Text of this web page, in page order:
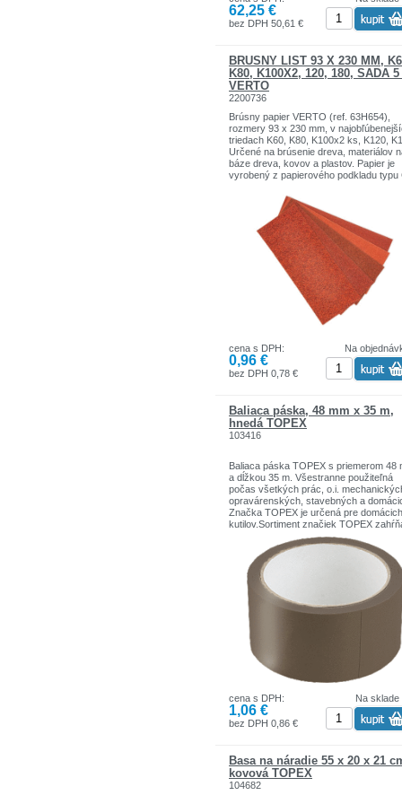
bezpečnejšie vedenie elektrického
je možné namontovať prídavnú
dvoch polohách. Pracovisko je
62,25 €
bez DPH 50,61 €
BRÚSNY LIST 93 X 230 MM,
K80, K100X2, 120, 180, SADA
VERTO
2200736
Brúsny papier VERTO (ref. 63H654),
rozmery 93 x 230 mm, v
triedach K60, K80, K100x2 ks, K120,
Určené na brúsenie dreva, materiálov
báze dreva, kovov a plastov. Papier je
vyrobený z papierového podkladu typu
otvoreného zrna, ktorého povrch je z
60% pokrytý brúsnym zrnom, čo
väčšiu odolnosť proti zanášaniu
zrna abrazívny prach. Výrobok je
prácu s vibračnými brúskami, plavákmi
brúsnymi blokmi. Značka VERTO
rad elektrického náradia a
každého kutila.
Na
cena s DPH:
0,96 €
bez DPH 0,78 €
Baliaca páska, 48 mm x 35 m,
hnedá TOPEX
103416
Baliaca páska TOPEX s priemerom 48
a dĺžkou 35 m. Všestranne použiteľná
počas všetkých prác, o.i.
opravárenských, stavebných a
Značka TOPEX je určená pre domácich
kutilov.Sortiment značiek TOPEX
náradie a doplnky pre domácnosť a
Výrobky sú pevnej kvality.
Značka TOPEX je jednou z
značiek ručného náradia v Poľsku.
Na sklade
cena s DPH:
1,06 €
bez DPH 0,86 €
Basa na náradie 55 x 20 x 21
kovová TOPEX
104682